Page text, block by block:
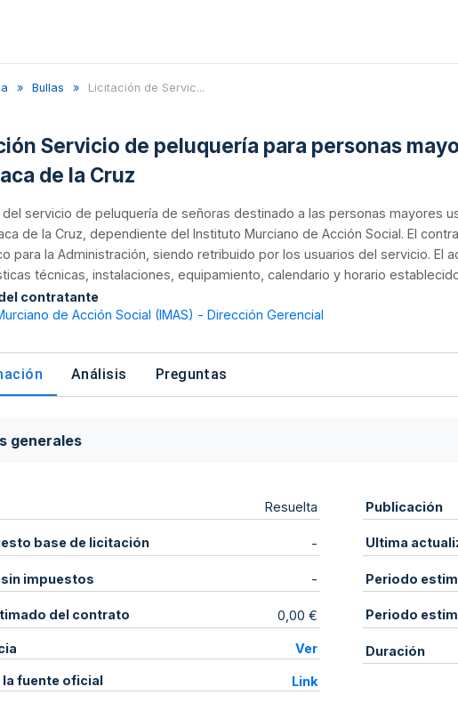
Bullas Licitación de Servic...
Servicio de peluquería para personas
de la Cruz
servicio de peluquería de señoras destinado a las personas mayores
de la Cruz, dependiente del Instituto Murciano de Acción Social. El
para la Administración, siendo retribuido por los usuarios del servicio. El
técnicas, instalaciones, equipamiento, calendario y horario
contratante
de Acción Social (IMAS) - Dirección Gerencial
Análisis Preguntas
generales
Resuelta
base de licitación -
impuestos -
del contrato 0,00 €
Ver
la fuente oficial Link
Publicación
Ultima
Periodo
Periodo
Duración